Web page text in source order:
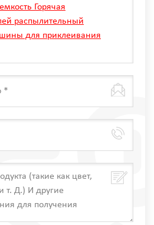
Горячая
распылительный
для приклеивания